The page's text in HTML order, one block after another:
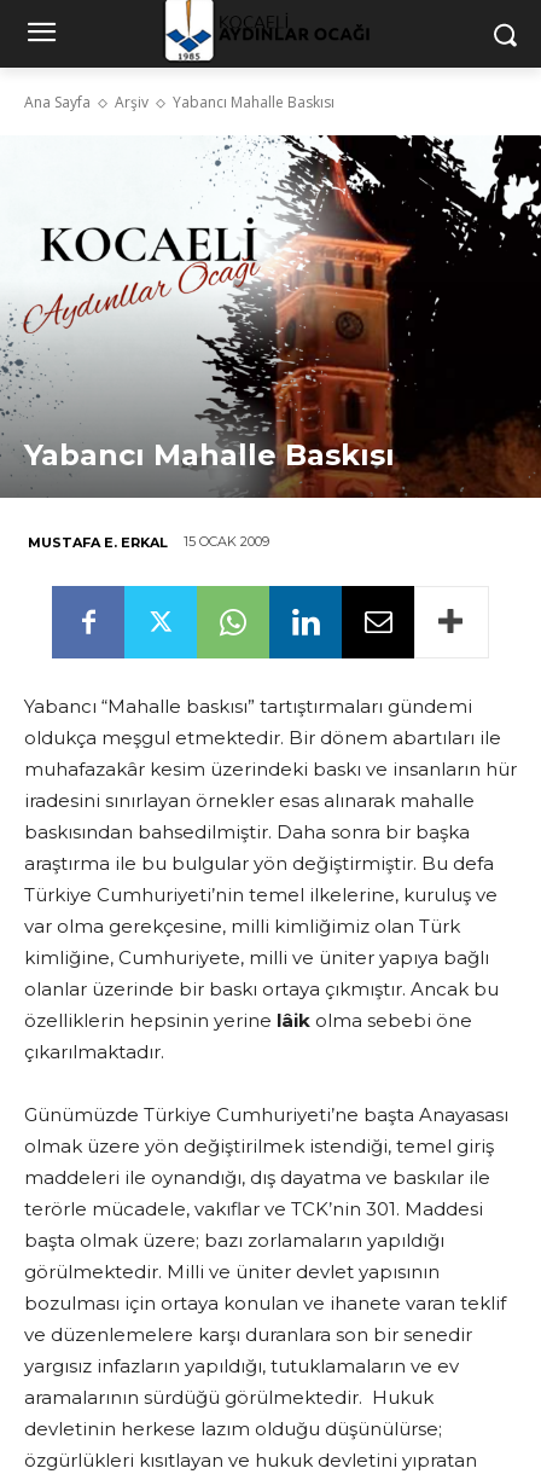
Ana Sayfa Arşiv Yabancı Mahalle Baskısı
Yabancı Mahalle Baskısı
MUSTAFA E. ERKAL 15 OCAK 2009
Yabancı “Mahalle baskısı” tartıştırmaları gündemi
oldukça meşgul etmektedir. Bir dönem abartıları ile
muhafazakâr kesim üzerindeki baskı ve insanların hür
iradesini sınırlayan örnekler esas alınarak mahalle
baskısından bahsedilmiştir. Daha sonra bir başka
araştırma ile bu bulgular yön değiştirmiştir. Bu defa
Türkiye Cumhuriyeti’nin temel ilkelerine, kuruluş ve
var olma gerekçesine, milli kimliğimiz olan Türk
kimliğine, Cumhuriyete, milli ve üniter yapıya bağlı
olanlar üzerinde bir baskı ortaya çıkmıştır. Ancak bu
özelliklerin hepsinin yerine lâik olma sebebi öne
çıkarılmaktadır.
Günümüzde Türkiye Cumhuriyeti’ne başta Anayasası
olmak üzere yön değiştirilmek istendiği, temel giriş
maddeleri ile oynandığı, dış dayatma ve baskılar ile
terörle mücadele, vakıflar ve TCK’nin 301. Maddesi
başta olmak üzere; bazı zorlamaların yapıldığı
görülmektedir. Milli ve üniter devlet yapısının
bozulması için ortaya konulan ve ihanete varan teklif
ve düzenlemelere karşı duranlara son bir senedir
yargısız infazların yapıldığı, tutuklamaların ve ev
aramalarının sürdüğü görülmektedir. Hukuk
devletinin herkese lazım olduğu düşünülürse;
özgürlükleri kısıtlayan ve hukuk devletini yıpratan